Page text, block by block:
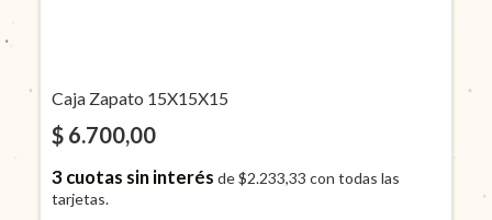
Caja Zapato 15X15X15
$ 6.700,00
3cuotas sin interés de$2.233,33 con todas las
tarjetas.